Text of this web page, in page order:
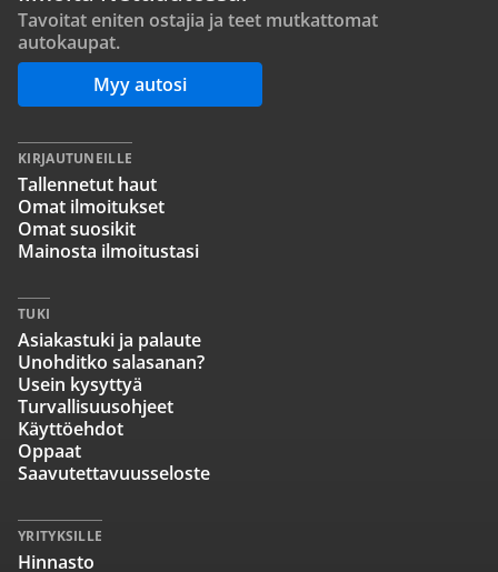
Tavoitat eniten ostajia ja teet mutkattomat
autokaupat.
Myy autosi
KIRJAUTUNEILLE
Tallennetut haut
Omat ilmoitukset
Omat suosikit
Mainosta ilmoitustasi
TUKI
Asiakastuki ja palaute
Unohditko salasanan?
Usein kysyttyä
Turvallisuusohjeet
Käyttöehdot
Oppaat
Saavutettavuusseloste
YRITYKSILLE
Hinnasto